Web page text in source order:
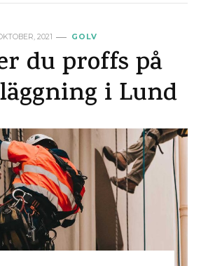
2021 GOLV
du proffs på
i Lund